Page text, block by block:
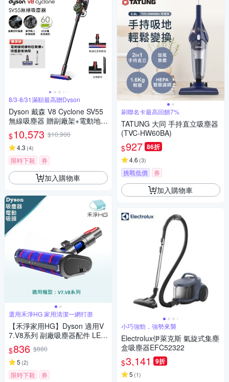
8/3-8/31滿額最高贈Dyson
Dyson 戴森 V8 Cyclone SV55
無線吸塵器 贈副廠架+電動地毯
吸頭
$10,573 $10,900
4.3 (4)
限時下殺 券
加入購物車
選用禾淨HG 家用清潔一網打盡
【禾淨家用HG】Dyson 適用V
7.V8系列 副廠吸塵器配件 LED
單滾筒電動吸頭(1入/組)
$836 $880
5 (2)
限時下殺 券
刷聯名卡最高回饋7%
TATUNG 大同 手持直立吸塵器
(TVC-HW60BA)
$927 86折
4.6 (3)
挑戰低價 券
加入購物車
小巧強勁，強勢來襲
Electrolux伊萊克斯 氣旋式集塵
盒吸塵器EFC52322
$3,141 9折
5 (1)